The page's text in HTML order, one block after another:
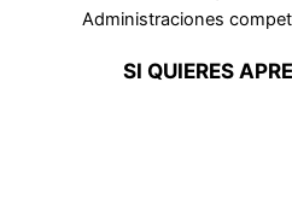
Administraciones
SI QUIERES